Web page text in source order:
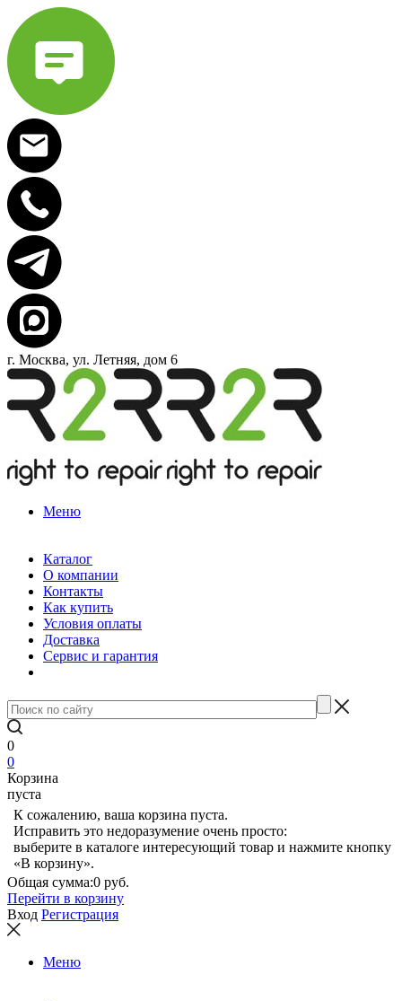
г. Москва, ул. Летняя, дом 6
Меню
Каталог
О компании
Контакты
Как купить
Условия оплаты
Доставка
Сервис и гарантия
0
0
Корзина
пуста
К сожалению, ваша корзина пуста.
Исправить это недоразумение очень просто:
выберите в каталоге интересующий товар и нажмите кнопку
«В корзину».
Общая сумма:0 руб.
Перейти в корзину
Вход Регистрация
Меню